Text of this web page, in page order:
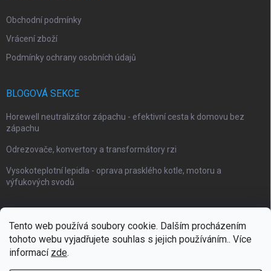
Tento web používá soubory cookie. Dalším procházením
tohoto webu vyjadřujete souhlas s jejich používáním.. Více
informací zde.
Obchodní podmínky
Vrácení zboží
Podmínky ochrany osobních údajů
BLOGOVÁ SEKCE
Horewell neutralizátor zápachu - efektivní cesta k domovu bez
zápachu
Odrezovače, konvertory a transformátory rzi
Vysokoteplotní lepidla - oprava prasklého kotle, motoru a
výfukových svodů
Webové stránky Impaguard Naše autokosmetika Impashield